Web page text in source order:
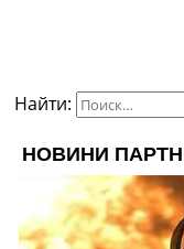
Найти: